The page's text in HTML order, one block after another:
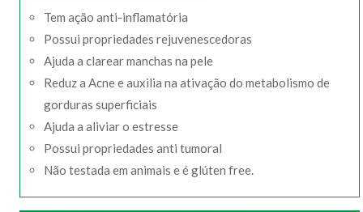
Tem ação anti-inflamatória
Possui propriedades rejuvenescedoras
Ajuda a clarear manchas na pele
Reduz a Acne e auxilia na ativação do metabolismo de
gorduras superficiais
Ajuda a aliviar o estresse
Possui propriedades anti tumoral
Não testada em animais e é glúten free.